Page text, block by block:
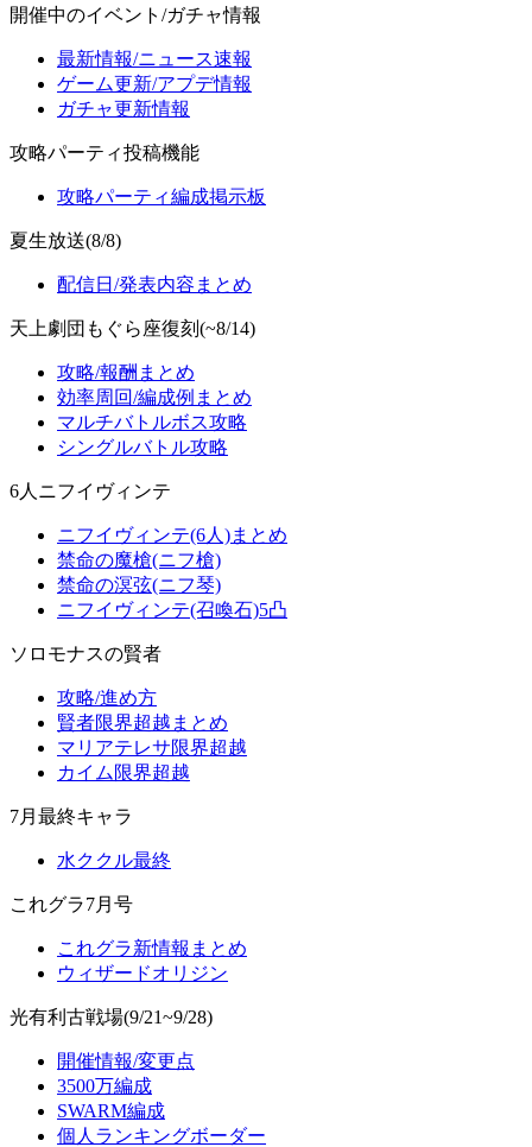
開催中のイベント/ガチャ情報
最新情報/ニュース速報
ゲーム更新/アプデ情報
ガチャ更新情報
攻略パーティ投稿機能
攻略パーティ編成掲示板
夏生放送(8/8)
配信日/発表内容まとめ
天上劇団もぐら座復刻(~8/14)
攻略/報酬まとめ
効率周回/編成例まとめ
マルチバトルボス攻略
シングルバトル攻略
6人ニフイヴィンテ
ニフイヴィンテ(6人)まとめ
禁命の魔槍(ニフ槍)
禁命の溟弦(ニフ琴)
ニフイヴィンテ(召喚石)5凸
ソロモナスの賢者
攻略/進め方
賢者限界超越まとめ
マリアテレサ限界超越
カイム限界超越
7月最終キャラ
水ククル最終
これグラ7月号
これグラ新情報まとめ
ウィザードオリジン
光有利古戦場(9/21~9/28)
開催情報/変更点
3500万編成
SWARM編成
個人ランキングボーダー